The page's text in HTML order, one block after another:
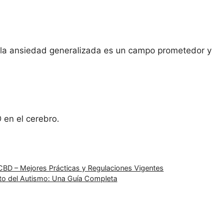
ansiedad generalizada es un campo prometedor
en el cerebro.
– Mejores Prácticas y Regulaciones Vigentes
del Autismo: Una Guía Completa